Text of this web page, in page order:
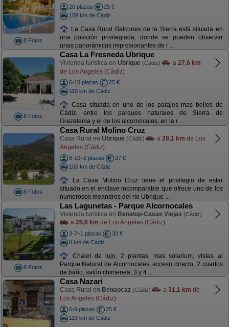
8 Fotos
20 plazas
25 €
109 km de Cádiz
La Casa Rural Balcones de la Sierra está situada en
una posición privilegiada, donde se pueden observar
unas panorámicas impresionantes de l ...
8 Fotos
Casa La Fresneda Ubrique
Vivienda turística en Ubrique (Cádiz) a 27,6 km
de Los Angeles (Cádiz)
6-10 plazas
25 €
110 km de Cádiz
Casa situada en uno de los parajes mas bellos de
Cádiz, entre los parques naturales de Sierra de
Grazalema y el de los alcornocales, en la r ...
8 Fotos
Casa Rural Molino Cruz
Casa Rural en Ubrique (Cádiz) a 28,1 km de Los
Angeles (Cádiz)
8-10+2 plazas
27 €
100 km de Cádiz
La Casa Molino Cruz tiene el privilegio de estar
situado en el enclave incomparable que ofrece uno de los
numerosos meandros del río Ubrique ...
8 Fotos
Las Lagunetas - Parque Alcornocales
Vivienda turística en Benalup-Casas Viejas (Cádiz)
a 28,6 km de Los Angeles (Cádiz)
3-7+1 plazas
30 €
8 km de Cádiz
Chalet de lujo, 2 plantas, mas solarium, vistas al
Parque Natural de Alcornocales, acceso directo, 2 cuartos
de baño, salón chimenea, 3 y 4 ...
Casa Nazari
Casa Rural en Benaocaz (Cádiz) a 31,1 km de
Los Angeles (Cádiz)
6-9 plazas
25 €
113 km de Cádiz